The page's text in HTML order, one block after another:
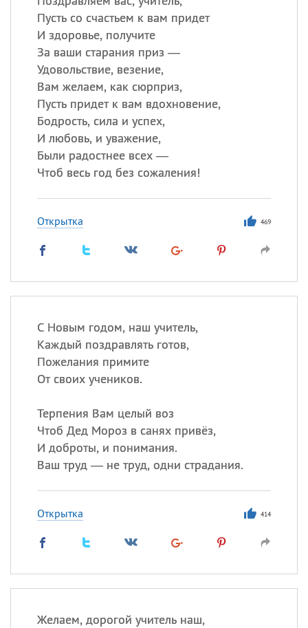
Пусть со счастьем к вам придет
И здоровье, получите
За ваши старания приз —
Удовольствие, везение,
Вам желаем, как сюрприз,
Пусть придет к вам вдохновение,
Бодрость, сила и успех,
И любовь, и уважение,
Были радостнее всех —
Чтоб весь год без сожаления!
Открытка 469
С Новым годом, наш учитель,
Каждый поздравлять готов,
Пожелания примите
От своих учеников.
Терпения Вам целый воз
Чтоб Дед Мороз в санях привёз,
И доброты, и понимания.
Ваш труд — не труд, одни страдания.
Открытка 414
Желаем, дорогой учитель наш,